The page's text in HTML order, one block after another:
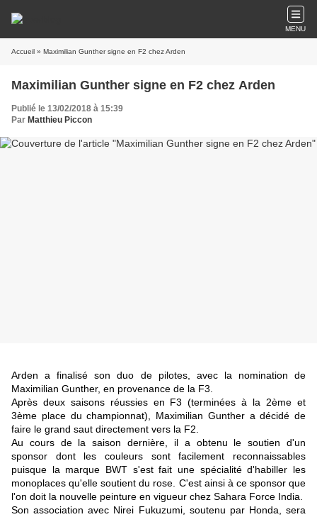
MENU
Accueil » Maximilian Gunther signe en F2 chez Arden
Maximilian Gunther signe en F2 chez Arden
Publié le 13/02/2018 à 15:39
Par Matthieu Piccon
Arden a finalisé son duo de pilotes, avec la nomination de
Maximilian Gunther, en provenance de la F3.
Après deux saisons réussies en F3 (terminées à la 2ème et
3ème place du championnat), Maximilian Gunther a décidé de
faire le grand saut directement vers la F2.
Au cours de la saison dernière, il a obtenu le soutien d'un
sponsor dont les couleurs sont facilement reconnaissables
puisque la marque BWT s'est fait une spécialité d'habiller les
monoplaces qu'elle soutient du rose. C'est ainsi à ce sponsor que
l'on doit la nouvelle peinture en vigueur chez Sahara Force India.
Son association avec Nirei Fukuzumi, soutenu par Honda, sera